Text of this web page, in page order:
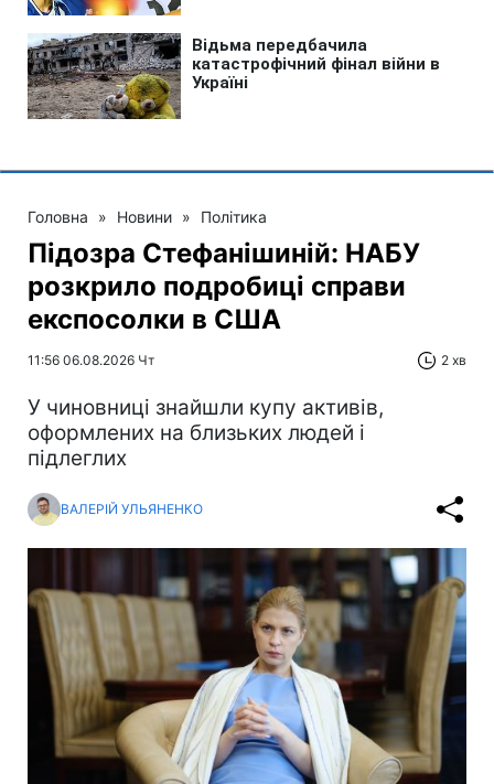
Головна » Новини » Політика
Підозра Стефанішиній: НАБУ
розкрило подробиці справи
експосолки в США
11:56 06.08.2026 Чт 2 хв
У чиновниці знайшли купу активів,
оформлених на близьких людей і
підлеглих
ВАЛЕРІЙ УЛЬЯНЕНКО